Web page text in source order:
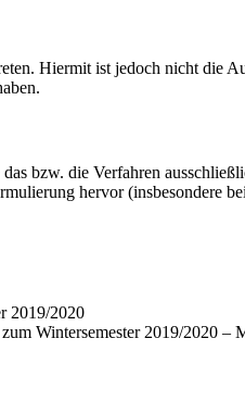
Hiermit ist jedoch nicht die
bzw. die Verfahren
hervor (insbesondere
Wintersemester 2019/2020 –